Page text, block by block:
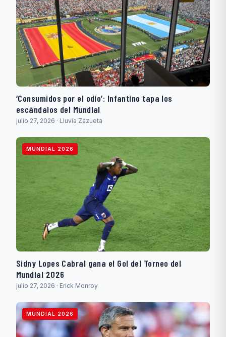
‘Consumidos por el odio’: Infantino tapa los
escándalos del Mundial
julio 27, 2026 · Lluvia Zazueta
MUNDIAL 2026
Sidny Lopes Cabral gana el Gol del Torneo del
Mundial 2026
julio 27, 2026 · Erick Monroy
MUNDIAL 2026